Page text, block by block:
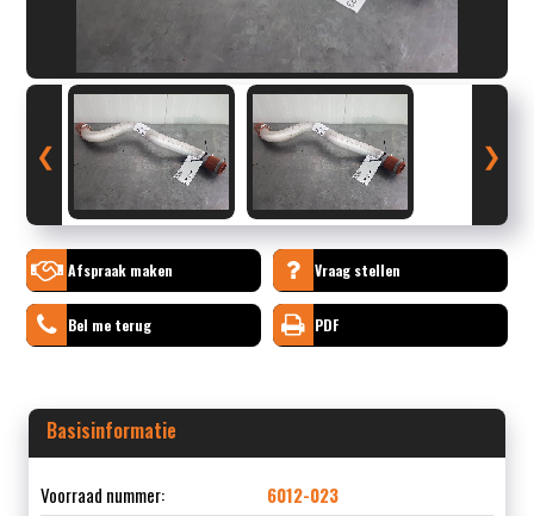
❮ ❯
Afspraak maken Vraag stellen
Bel me terug PDF
Basisinformatie
Voorraad nummer:
6012-023